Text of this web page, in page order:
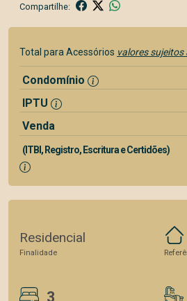
Compartilhe:
Total para Acessórios valores sujeitos
Condomínio
IPTU
Venda
(ITBI, Registro, Escritura e Certidões)
Residencial
Finalidade
3